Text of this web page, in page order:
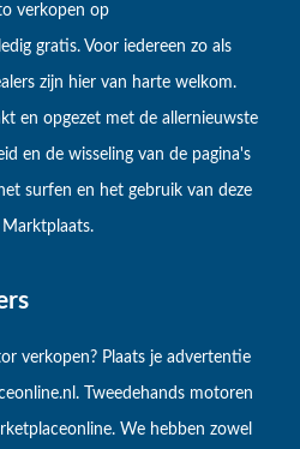
verkopen op
gratis. Voor iedereen zo als
zijn hier van harte welkom.
en opgezet met de allernieuwste
en de wisseling van de pagina's
surfen en het gebruik van deze
Marktplaats.
verkopen? Plaats je advertentie
Tweedehands motoren
We hebben zowel